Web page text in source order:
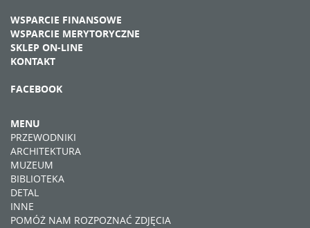
WSPARCIE FINANSOWE
WSPARCIE MERYTORYCZNE
SKLEP ON-LINE
KONTAKT
FACEBOOK
MENU
PRZEWODNIKI
ARCHITEKTURA
MUZEUM
BIBLIOTEKA
DETAL
INNE
POMÓŻ NAM ROZPOZNAĆ ZDJĘCIA